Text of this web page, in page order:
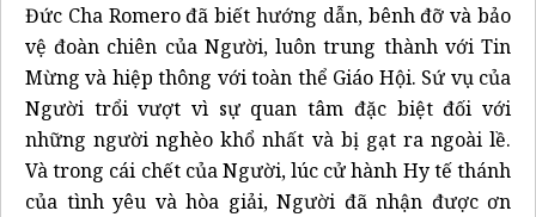
Đức Cha Romero đã biết hướng dẫn, bênh đỡ và bảo
vệ đoàn chiên của Người, luôn trung thành với Tin
Mừng và hiệp thông với toàn thể Giáo Hội. Sứ vụ của
Người trổi vượt vì sự quan tâm đặc biệt đối với
những người nghèo khổ nhất và bị gạt ra ngoài lề.
Và trong cái chết của Người, lúc cử hành Hy tế thánh
của tình yêu và hòa giải, Người đã nhận được ơn